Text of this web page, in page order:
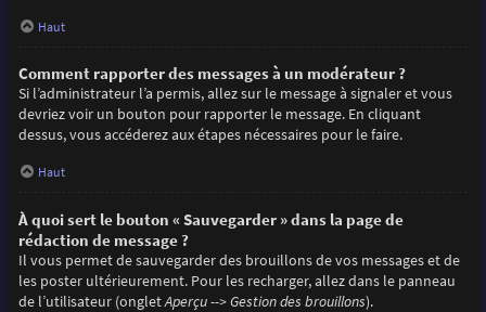
Haut
Comment rapporter des messages à un modérateur ?
Si l’administrateur l’a permis, allez sur le message à signaler et vous
devriez voir un bouton pour rapporter le message. En cliquant
dessus, vous accéderez aux étapes nécessaires pour le faire.
Haut
À quoi sert le bouton « Sauvegarder » dans la page de
rédaction de message ?
Il vous permet de sauvegarder des brouillons de vos messages et de
les poster ultérieurement. Pour les recharger, allez dans le panneau
de l’utilisateur (ongletAperçu --> Gestion des brouillons).